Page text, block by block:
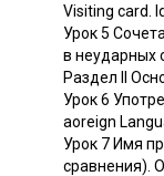
Visiting card.
Урок 5
в неударных
Раздел II
Урок 6
aoreign
Урок 7 Имя
сравнения).